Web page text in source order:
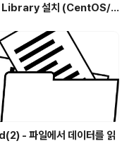
Library 설치 (CentOS/R
- 파일에서 데이터를 읽